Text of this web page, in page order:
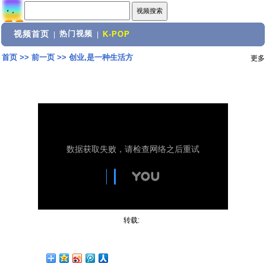
视频首页 热门视频 K-POP
首页>> 前一页>> 创业,是一种生活方 更多
转载: